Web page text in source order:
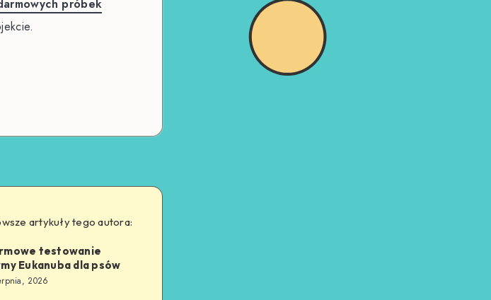
próbek
artykuły tego autora:
testowanie
Eukanuba dla psów
2026